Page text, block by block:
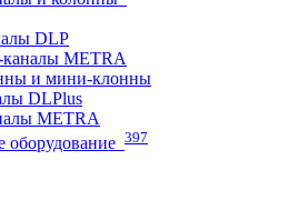
DLP
каналы METRA
и мини-клонны
DLPlus
METRA
397